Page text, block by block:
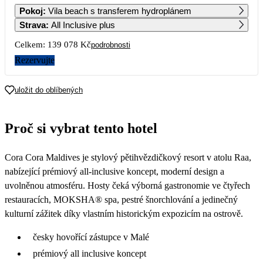
88 979 92 849 70 609 74 089
5 6 7 11
12
90 539
19
94 639
20
Pokoj:
Vila beach s transferem hydroplánem
Strava: All Inclusive plus
Celkem: 139 078 Kčpodrobnosti
Rezervujte
uložit do oblíbených
Proč si vybrat tento hotel
Cora Cora Maldives je stylový pětihvězdičkový resort v atolu Raa,
nabízející prémiový all-inclusive koncept, moderní design a
uvolněnou atmosféru. Hosty čeká výborná gastronomie ve čtyřech
restauracích, MOKSHA® spa, pestré šnorchlování a jedinečný
kulturní zážitek díky vlastním historickým expozicím na ostrově.
česky hovořící zástupce v Malé
prémiový all inclusive koncept